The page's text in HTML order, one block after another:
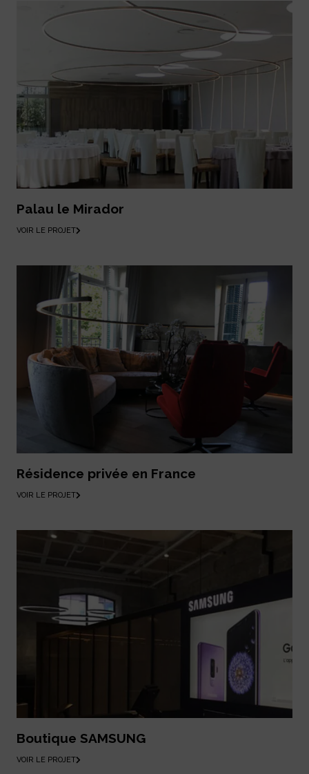
Palau le Mirador
VOIR LE PROJET
Résidence privée en France
VOIR LE PROJET
Boutique SAMSUNG
VOIR LE PROJET